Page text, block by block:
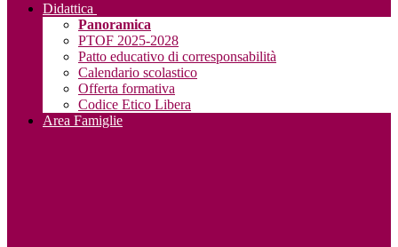
Didattica
Panoramica
PTOF 2025-2028
Patto educativo di corresponsabilità
Calendario scolastico
Offerta formativa
Codice Etico Libera
Area Famiglie